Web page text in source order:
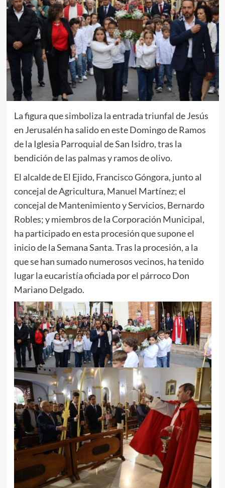
La figura que simboliza la entrada triunfal de Jesús
en Jerusalén ha salido en este Domingo de Ramos
de la Iglesia Parroquial de San Isidro, tras la
bendición de las palmas y ramos de olivo.
El alcalde de El Ejido, Francisco Góngora, junto al
concejal de Agricultura, Manuel Martínez; el
concejal de Mantenimiento y Servicios, Bernardo
Robles; y miembros de la Corporación Municipal,
ha participado en esta procesión que supone el
inicio de la Semana Santa. Tras la procesión, a la
que se han sumado numerosos vecinos, ha tenido
lugar la eucaristía oficiada por el párroco Don
Mariano Delgado.